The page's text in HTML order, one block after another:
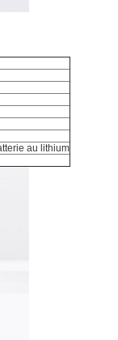
au lithium